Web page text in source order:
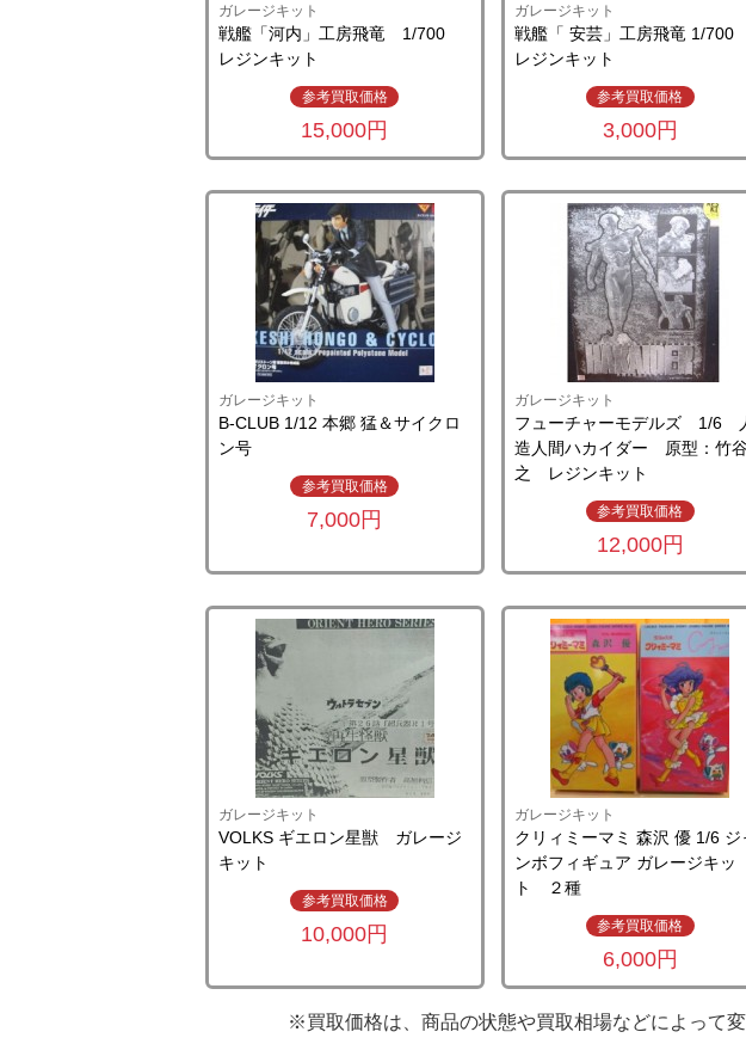
ガレージキット
戦艦「河内」工房飛竜 1/700
レジンキット
参考買取価格
15,000円
ガレージキット
戦艦「 安芸」工房飛竜 1/700
レジンキット
参考買取価格
3,000円
ガレージキット
B-CLUB 1/12 本郷 猛＆サイクロ
ン号
参考買取価格
7,000円
ガレージキット
フューチャーモデルズ 1/6
造人間ハカイダー 原型：竹
之 レジンキット
参考買取価格
12,000円
ガレージキット
VOLKS ギエロン星獣 ガレージ
キット
参考買取価格
10,000円
ガレージキット
クリィミーマミ 森沢 優 1/6 ジ
ンボフィギュア ガレージキッ
ト ２種
参考買取価格
6,000円
※買取価格は、商品の状態や買取相場などによって